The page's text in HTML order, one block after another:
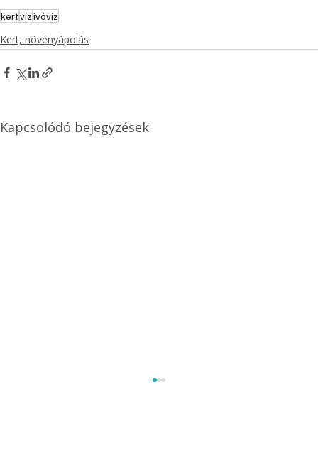
kertvízivóvíz
Kert, növényápolás
Kapcsolódó bejegyzések